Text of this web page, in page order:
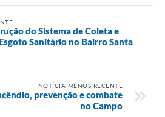
do Sistema de Coleta e
Sanitário no Bairro Santa
NOTÍCIA MENOS RECENTE
prevenção e combate
no Campo